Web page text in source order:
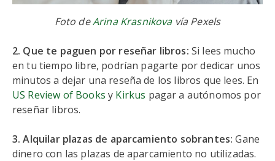
Foto deArina Krasnikovavía Pexels
2. Que te paguen por reseñar libros: Si lees mucho
en tu tiempo libre, podrían pagarte por dedicar unos
minutos a dejar una reseña de los libros que lees. En
US Review of Books y Kirkus pagar a autónomos por
reseñar libros.
3. Alquilar plazas de aparcamiento sobrantes: Gane
dinero con las plazas de aparcamiento no utilizadas.